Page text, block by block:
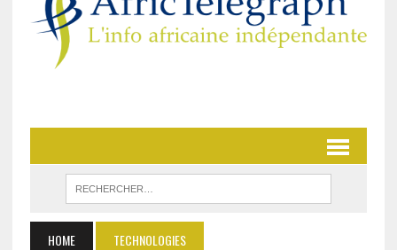
HOME TECHNOLOGIES